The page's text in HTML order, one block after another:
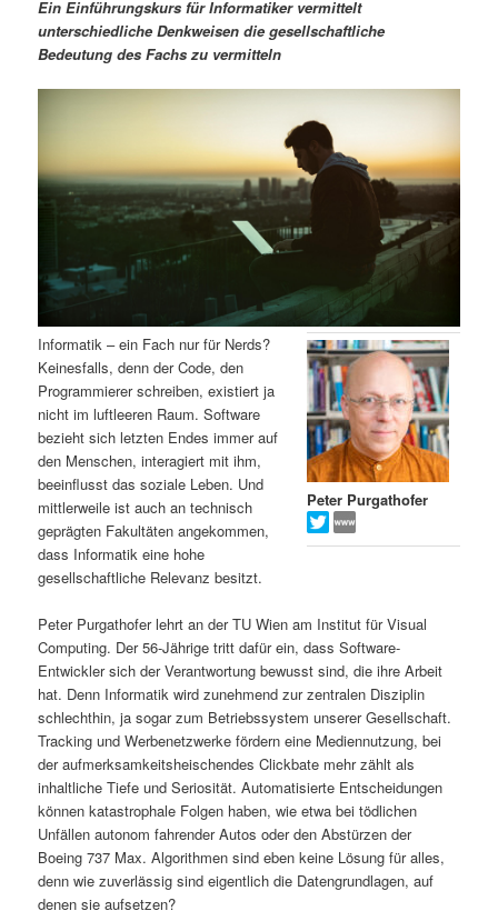
ä
r
n
n
l
t
s
p
r
i
n
g
e
n
n
d
r
n
h
a
l
t
s
p
r
i
n
g
e
n
a
v
i
o
Ein Einführungskurs für Informatiker vermittelt
unterschiedliche Denkweisen die gesellschaftliche
Bedeutung des Fachs zu vermitteln
Peter Purgathofer
Informatik – ein Fach nur für Nerds?
Keinesfalls, denn der Code, den
Programmierer schreiben, existiert ja
nicht im luftleeren Raum. Software
bezieht sich letzten Endes immer auf
den Menschen, interagiert mit ihm,
beeinflusst das soziale Leben. Und
mittlerweile ist auch an technisch
geprägten Fakultäten angekommen,
dass Informatik eine hohe
gesellschaftliche Relevanz besitzt.
Peter Purgathofer lehrt an der TU Wien am Institut für Visual
Computing. Der 56-Jährige tritt dafür ein, dass Software-
Entwickler sich der Verantwortung bewusst sind, die ihre Arbeit
hat. Denn Informatik wird zunehmend zur zentralen Disziplin
schlechthin, ja sogar zum Betriebssystem unserer Gesellschaft.
Tracking und Werbenetzwerke fördern eine Mediennutzung, bei
der aufmerksamkeitsheischendes Clickbate mehr zählt als
inhaltliche Tiefe und Seriosität. Automatisierte Entscheidungen
können katastrophale Folgen haben, wie etwa bei tödlichen
Unfällen autonom fahrender Autos oder den Abstürzen der
Boeing 737 Max. Algorithmen sind eben keine Lösung für alles,
denn wie zuverlässig sind eigentlich die Datengrundlagen, auf
denen sie aufsetzen?